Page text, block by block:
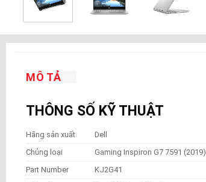
MÔ TẢ
THÔNG SỐ KỸ THUẬT
Hãng sản xuất
Dell
Chủng loại
Gaming Inspiron G7 7591 (2019)
Part Number
KJ2G41